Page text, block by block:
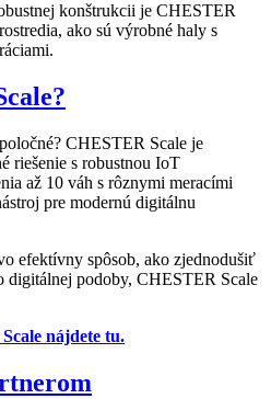
konštrukcii je CHESTER
ako sú výrobné haly s
CHESTER Scale je
riešenie s robustnou IoT
až 10 váh s rôznymi meracími
pre modernú digitálnu
efektívny spôsob, ako zjednodušiť
digitálnej podoby, CHESTER Scale
nájdete tu.